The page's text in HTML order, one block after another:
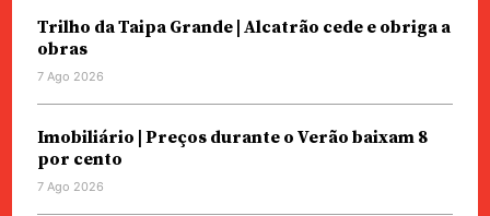
Trilho da Taipa Grande | Alcatrão cede e obriga a
obras
7 Ago 2026
Imobiliário | Preços durante o Verão baixam 8
por cento
7 Ago 2026